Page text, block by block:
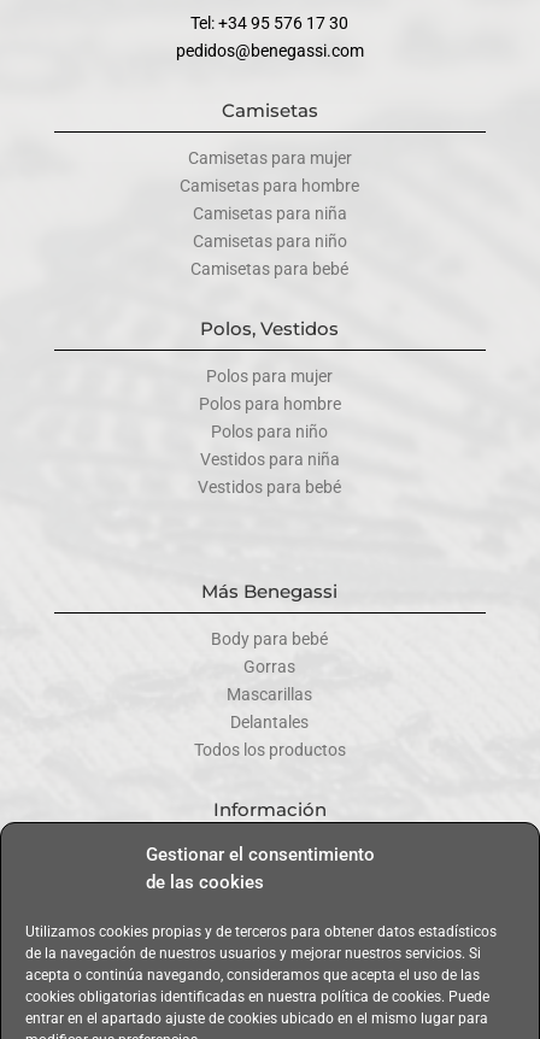
Gestionar el consentimiento
de las cookies
Utilizamos cookies propias y de terceros para obtener datos estadísticos
de la navegación de nuestros usuarios y mejorar nuestros servicios. Si
acepta o continúa navegando, consideramos que acepta el uso de las
cookies obligatorias identificadas en nuestra política de cookies. Puede
entrar en el apartado ajuste de cookies ubicado en el mismo lugar para
Tel: +34 95 576 17 30
pedidos@benegassi.com
Camisetas
Camisetas para mujer
Camisetas para hombre
Camisetas para niña
Camisetas para niño
Camisetas para bebé
Polos, Vestidos
Polos para mujer
Polos para hombre
Polos para niño
Vestidos para niña
Vestidos para bebé
Más Benegassi
Body para bebé
Gorras
Mascarillas
Delantales
Todos los productos
Información
Contacta
Mi cuenta
Envíos y entregas
Cambios y devoluciones